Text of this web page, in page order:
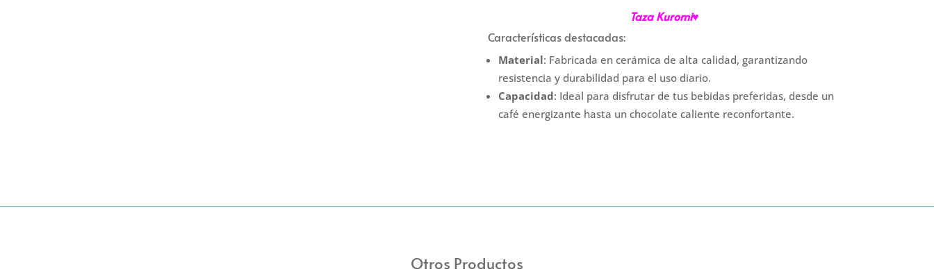
Taza Kuromi♥
Características destacadas:
Material: Fabricada en cerámica de alta calidad, garantizando
resistencia y durabilidad para el uso diario.
Capacidad: Ideal para disfrutar de tus bebidas preferidas, desde un
café energizante hasta un chocolate caliente reconfortante.
Otros Productos